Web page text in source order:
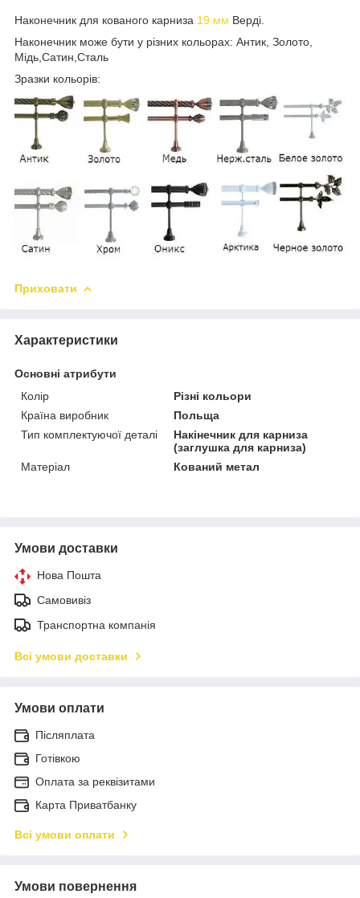
Наконечник для кованого карниза 19 мм Верді.
Наконечник може бути у різних кольорах: Антик, Золото,
Мідь,Сатин,Сталь
Зразки кольорів:
Приховати
Характеристики
Основні атрибути
Колір
Різні кольори
Країна виробник
Польща
Тип комплектуючої деталі
Накінечник для карниза
(заглушка для карниза)
Матеріал
Кований метал
Умови доставки
Нова Пошта
Самовивіз
Транспортна компанія
Всі умови доставки
Умови оплати
Післяплата
Готівкою
Оплата за реквізитами
Карта Приватбанку
Всі умови оплати
Умови повернення